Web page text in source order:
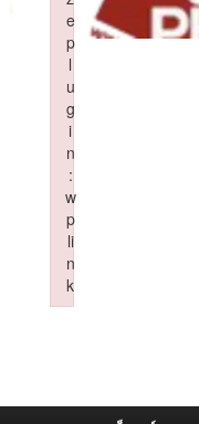
e
p
l
u
g
i
n
:
w
p
li
n
k
Failed to initialize